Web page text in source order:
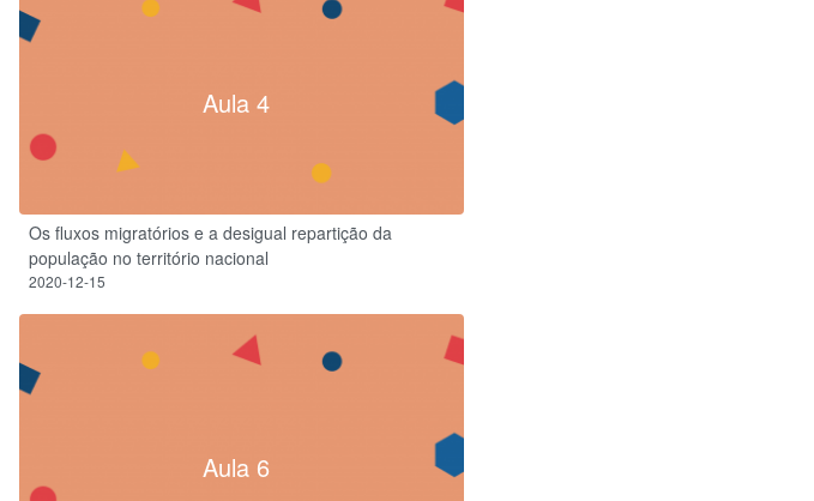
Aula 4
Os fluxos migratórios e a desigual repartição da
população no território nacional
2020-12-15
Aula 6